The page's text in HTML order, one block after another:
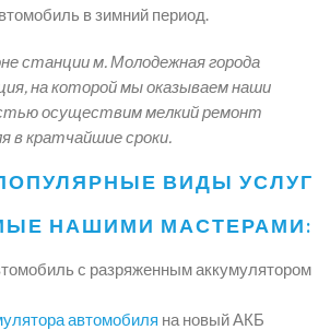
в зимний период.
станции м. Молодежная города
на которой мы оказываем наши
осуществим мелкий ремонт
в кратчайшие сроки.
ВИДЫ УСЛУГ
НАШИМИ МАСТЕРАМИ:
с разряженным аккумулятором
автомобиля на новый АКБ